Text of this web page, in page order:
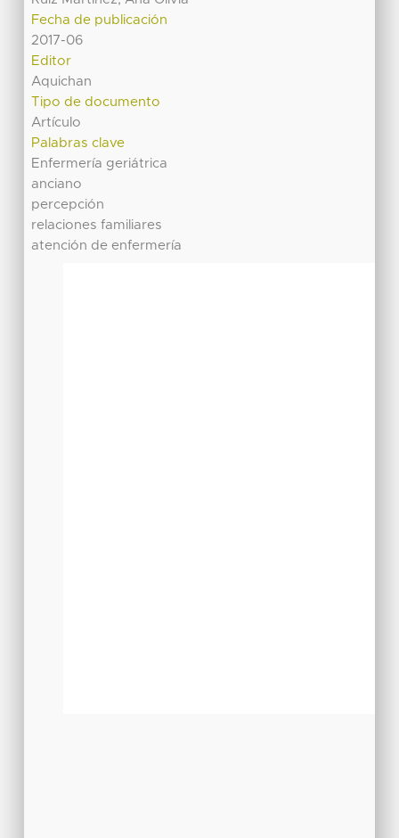
Fecha de publicación
2017-06
Editor
Aquichan
Tipo de documento
Artículo
Palabras clave
Enfermería geriátrica
anciano
percepción
relaciones familiares
atención de enfermería